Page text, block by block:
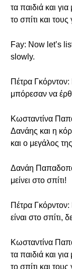
τα παιδιά και
το σπίτι και τους
Fay: Now let’s
slowly.
Πέτρα
μπόρεσαν να
Κωσταντίνα
Δανάης και η
και ο μεγάλος
Δανάη
μείνει στο σπίτι!
Πέτρα
είναι στο σπίτι,
Κωσταντίνα
τα παιδιά και
το σπίτι και τους